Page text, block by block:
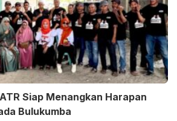
Siap Menangkan Harapan
Bulukumba